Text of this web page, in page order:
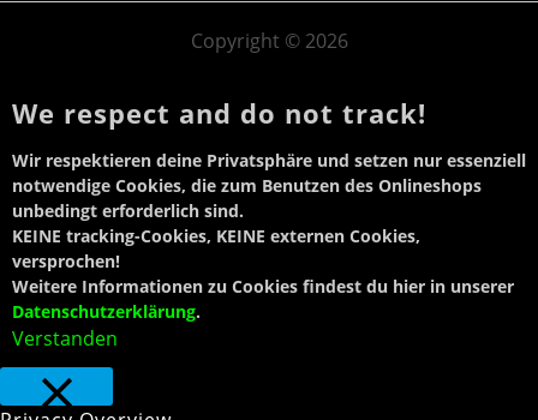
Copyright © 2026
We respect and do not track!
Wir respektieren deine Privatsphäre und setzen nur essenziell
notwendige Cookies, die zum Benutzen des Onlineshops
unbedingt erforderlich sind.
KEINE tracking-Cookies, KEINE externen Cookies,
versprochen!
Weitere Informationen zu Cookies findest du hier in unserer
Datenschutzerklärung.
Verstanden